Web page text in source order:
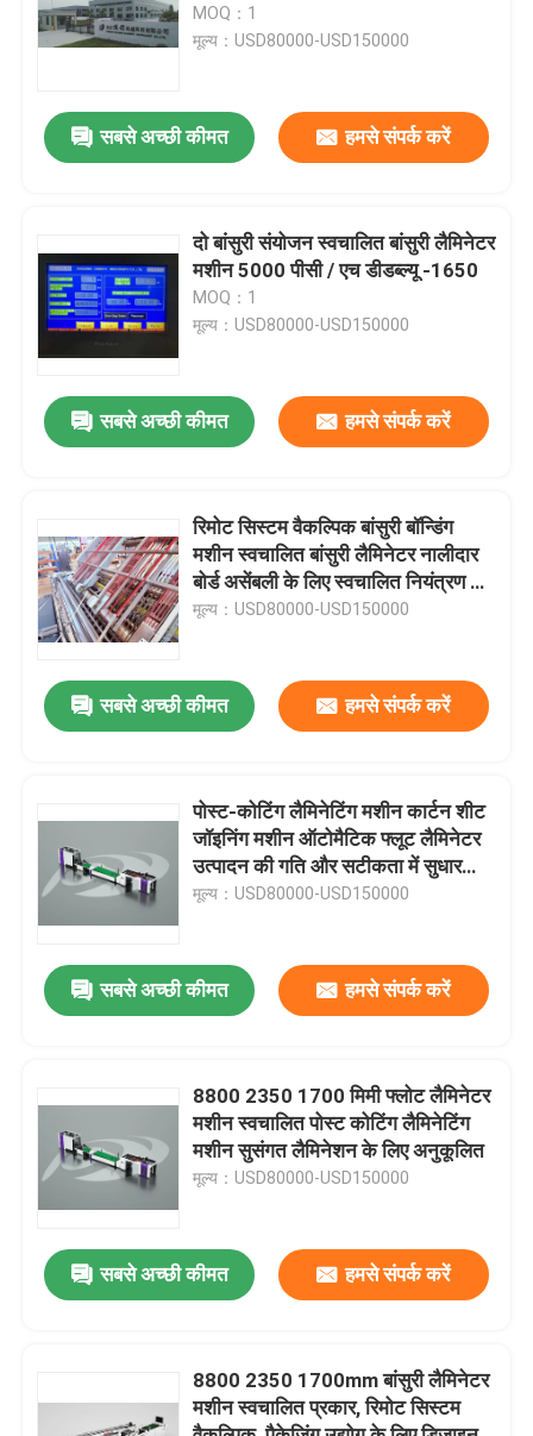
उत्पाद
हमारे बारे में
कारखाने का दौरा
मामले
बांसुरी लैमिनेटर मशीन
MOQ：1
मूल्य：USD80000-USD150000
सबसे अच्छी कीमत हमसे संपर्क करें
दो बांसुरी संयोजन स्वचालित बांसुरी लैमिनेटर
मशीन 5000 पीसी / एच डीडब्ल्यू -1650
MOQ：1
मूल्य：USD80000-USD150000
सबसे अच्छी कीमत हमसे संपर्क करें
रिमोट सिस्टम वैकल्पिक बांसुरी बॉन्डिंग
मशीन स्वचालित बांसुरी लैमिनेटर नालीदार
बोर्ड असेंबली के लिए स्वचालित नियंत्रण की
पेशकश
मूल्य：USD80000-USD150000
सबसे अच्छी कीमत हमसे संपर्क करें
पोस्ट-कोटिंग लैमिनेटिंग मशीन कार्टन शीट
जॉइनिंग मशीन ऑटोमैटिक फ्लूट लैमिनेटर
उत्पादन की गति और सटीकता में सुधार
करता है
मूल्य：USD80000-USD150000
सबसे अच्छी कीमत हमसे संपर्क करें
8800 2350 1700 मिमी फ्लोट लैमिनेटर
मशीन स्वचालित पोस्ट कोटिंग लैमिनेटिंग
मशीन सुसंगत लैमिनेशन के लिए अनुकूलित
मूल्य：USD80000-USD150000
सबसे अच्छी कीमत हमसे संपर्क करें
8800 2350 1700mm बांसुरी लैमिनेटर
मशीन स्वचालित प्रकार, रिमोट सिस्टम